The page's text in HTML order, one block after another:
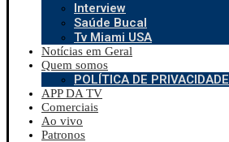
Interview
Saúde Bucal
Tv Miami USA
Notícias em Geral
Quem somos
POLÍTICA DE PRIVACIDADE
APP DA TV
Comerciais
Ao vivo
Patronos